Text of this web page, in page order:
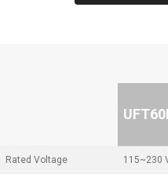
Rated Voltage 115~230